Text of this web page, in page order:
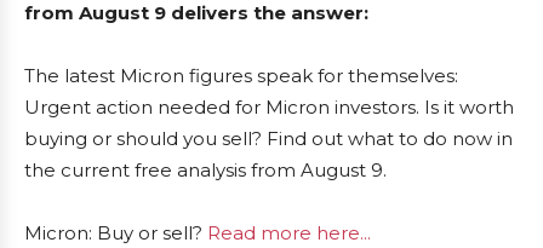
from August 9 delivers the answer:
The latest Micron figures speak for themselves:
Urgent action needed for Micron investors. Is it worth
buying or should you sell? Find out what to do now in
the current free analysis from August 9.
Micron: Buy or sell? Read more here...